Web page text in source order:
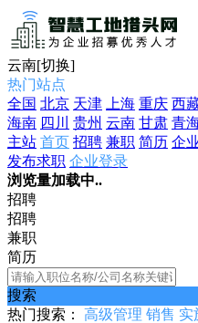
云南[切换]
热门站点
全国 北京 天津 上海 重庆 西
海南 四川 贵州 云南 甘肃 青
主站 首页 招聘 兼职 简历 企
发布求职 企业登录
浏览量加载中..
招聘
招聘
兼职
简历
搜索
热门搜索：
高级管理 销售 实